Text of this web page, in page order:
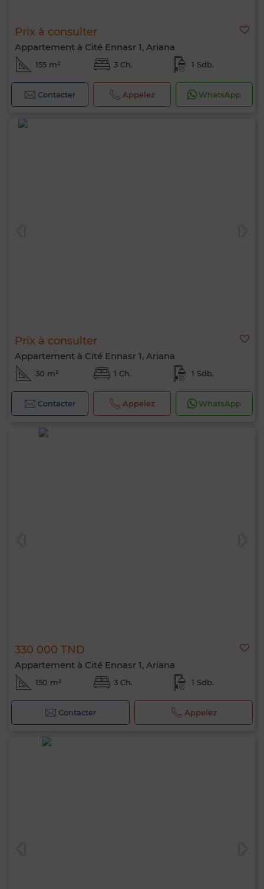
Prix à consulter
Appartement à Cité Ennasr 1, Ariana
155 m² 3 Ch. 1 Sdb.
Contacter Appelez WhatsApp
Prix à consulter
Appartement à Cité Ennasr 1, Ariana
30 m² 1 Ch. 1 Sdb.
Contacter Appelez WhatsApp
330 000 TND
Appartement à Cité Ennasr 1, Ariana
150 m² 3 Ch. 1 Sdb.
Contacter Appelez